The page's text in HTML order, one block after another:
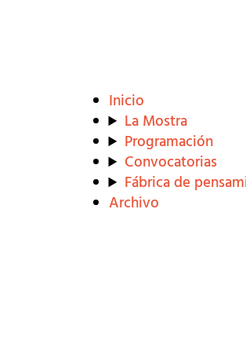
Inicio
La Mostra
Programación
Convocatorias
Fábrica de
Archivo